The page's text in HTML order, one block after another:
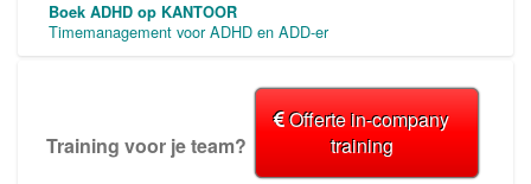
Boek ADHD op KANTOOR
Timemanagement voor ADHD en ADD-er
Training voor je team?
Offerte in-company
training